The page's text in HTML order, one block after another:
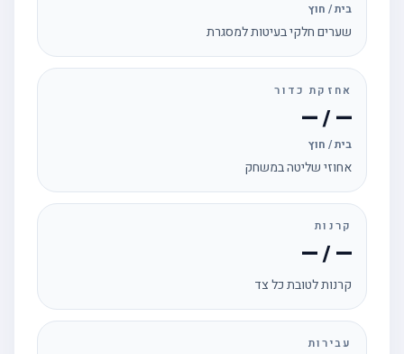
בית / חוץ
שערים חלקי בעיטות למסגרת
אחזקת כדור
— / —
בית / חוץ
אחוזי שליטה במשחק
קרנות
— / —
קרנות לטובת כל צד
עבירות